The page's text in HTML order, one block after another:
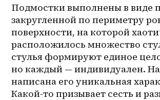
Подмостки выполнены в виде
закругленной по периметру
поверхности, на которой
расположилось множество
стулья формируют единое
но каждый — индивидуален.
написана его уникальная
Какой-то призывает сесть и